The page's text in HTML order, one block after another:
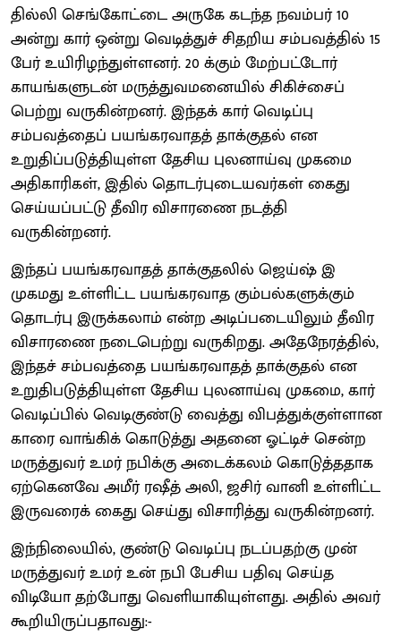
தில்லி செங்கோட்டை அருகே கடந்த நவம்பர் 10
அன்று கார் ஒன்று வெடித்துச் சிதறிய சம்பவத்தில் 15
பேர் உயிரிழந்துள்ளனர். 20 க்கும் மேற்பட்டோர்
காயங்களுடன் மருத்துவமனையில் சிகிச்சைப்
பெற்று வருகின்றனர். இந்தக் கார் வெடிப்பு
சம்பவத்தைப் பயங்கரவாதத் தாக்குதல் என
உறுதிப்படுத்தியுள்ள தேசிய புலனாய்வு முகமை
அதிகாரிகள், இதில் தொடர்புடையவர்கள் கைது
செய்யப்பட்டு தீவிர விசாரணை நடத்தி
வருகின்றனர்.
இந்தப் பயங்கரவாதத் தாக்குதலில் ஜெய்ஷ் இ
முகமது உள்ளிட்ட பயங்கரவாத கும்பல்களுக்கும்
தொடர்பு இருக்கலாம் என்ற அடிப்படையிலும் தீவிர
விசாரணை நடைபெற்று வருகிறது. அதேநேரத்தில்,
இந்தச் சம்பவத்தை பயங்கரவாதத் தாக்குதல் என
உறுதிபடுத்தியுள்ள தேசிய புலனாய்வு முகமை, கார்
வெடிப்பில் வெடிகுண்டு வைத்து விபத்துக்குள்ளான
காரை வாங்கிக் கொடுத்து அதனை ஓட்டிச் சென்ற
மருத்துவர் உமர் நபிக்கு அடைக்கலம் கொடுத்ததாக
ஏற்கெனவே அமீர் ரஷீத் அலி, ஜசிர் வானி உள்ளிட்ட
இருவரைக் கைது செய்து விசாரித்து வருகின்றனர்.
இந்நிலையில், குண்டு வெடிப்பு நடப்பதற்கு முன்
மருத்துவர் உமர் உன் நபி பேசிய பதிவு செய்த
விடியோ தற்போது வெளியாகியுள்ளது. அதில் அவர்
கூறியிருப்பதாவது:-